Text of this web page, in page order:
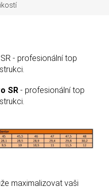
- profesionální top
SR - profesionální top
maximalizovat vaši